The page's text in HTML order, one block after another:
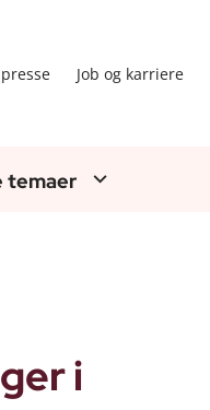
Job og karriere
temaer
i